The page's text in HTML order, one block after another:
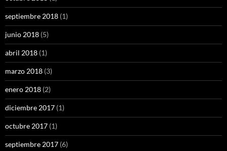
septiembre 2018 (1)
junio 2018 (5)
abril 2018 (1)
marzo 2018 (3)
enero 2018 (2)
diciembre 2017 (1)
octubre 2017 (1)
septiembre 2017 (6)